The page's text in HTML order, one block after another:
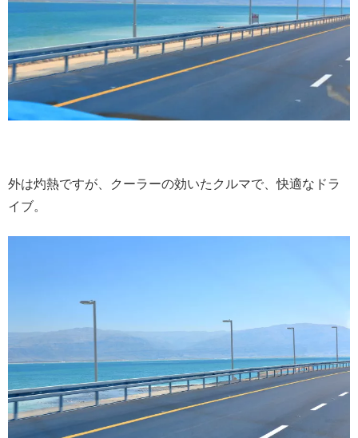
外は灼熱ですが、クーラーの効いたクルマで、快適なドラ
イブ。